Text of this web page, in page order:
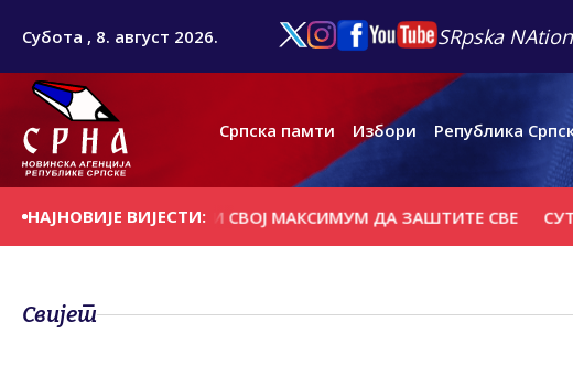
Субота , 8. август 2026. SRpska
Српска памти Избори Република
НАЈНОВИЈЕ ВИЈЕСТИ:
ДАЛИ СВОЈ МАКСИМУМ ДА ЗАШТИТЕ СВЕ СУТРА
Свијет